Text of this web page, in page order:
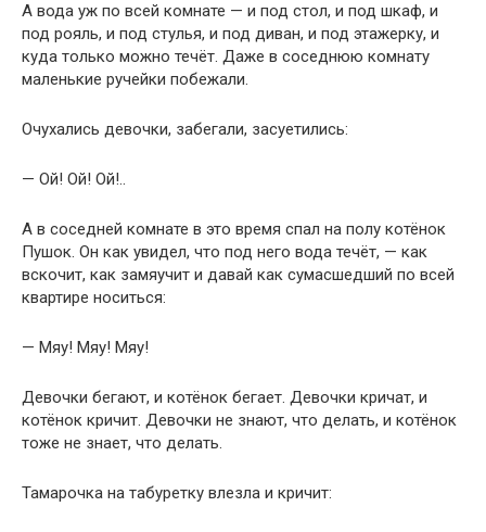
А вода уж по всей комнате — и под стол, и под шкаф, и
под рояль, и под стулья, и под диван, и под этажерку, и
куда только можно течёт. Даже в соседнюю комнату
маленькие ручейки побежали.
Очухались девочки, забегали, засуетились:
— Ой! Ой! Ой!..
А в соседней комнате в это время спал на полу котёнок
Пушок. Он как увидел, что под него вода течёт, — как
вскочит, как замяучит и давай как сумасшедший по всей
квартире носиться:
— Мяу! Мяу! Мяу!
Девочки бегают, и котёнок бегает. Девочки кричат, и
котёнок кричит. Девочки не знают, что делать, и котёнок
тоже не знает, что делать.
Тамарочка на табуретку влезла и кричит: